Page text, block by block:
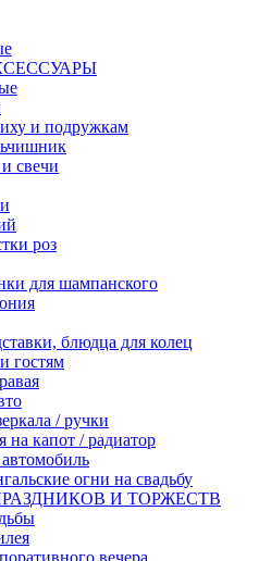
и подружкам
свечи
роз
для шампанского
блюдца для колец
гостям
/ ручки
на капот / радиатор
огни на свадьбу
И ТОРЖЕСТВ
вечера